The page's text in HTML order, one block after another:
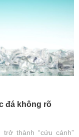
đá không rõ
thành “cứu cánh”